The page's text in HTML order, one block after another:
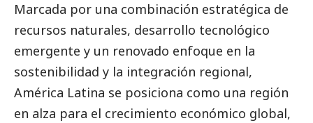
Marcada por una combinación estratégica de
recursos naturales, desarrollo tecnológico
emergente y un renovado enfoque en la
sostenibilidad y la integración regional,
América Latina se posiciona como una región
en alza para el crecimiento económico global,